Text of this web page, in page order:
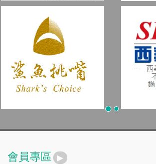
會員專區
購物約定條款
客戶服務